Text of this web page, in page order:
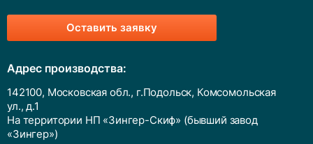
Оставить заявку
Адрес производства:
142100, Московская обл., г.Подольск, Комсомольская
ул., д.1
На территории НП «Зингер-Скиф» (бывший завод
«Зингер»)